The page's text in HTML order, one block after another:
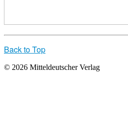
Back to Top
© 2026 Mitteldeutscher Verlag